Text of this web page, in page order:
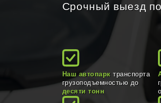
Срочный выезд
Наш автопарк транспорта
грузоподъемностью до
десяти тонн